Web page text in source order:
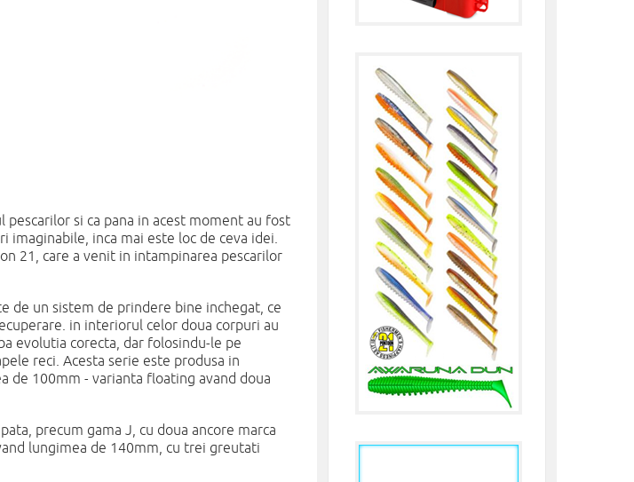
si ca pana in acest moment au fost
inca mai este loc de ceva idei.
21, care a venit in intampinarea pescarilor
de un sistem de prindere bine inchegat, ce
in interiorul celor doua corpuri au
evolutia corecta, dar folosindu-le pe
reci. Acesta serie este produsa in
de 100mm - varianta floating avand doua
precum gama J, cu doua ancore marca
lungimea de 140mm, cu trei greutati